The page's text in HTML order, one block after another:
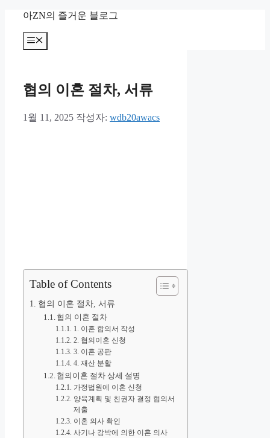
아ZN의 즐거운 블로그
메
뉴
협의 이혼 절차, 서류
1월 11, 2025 작성자: wdb20awacs
Table of Contents
협의 이혼 절차, 서류
협의 이혼 절차
1. 이혼 합의서 작성
2. 협의이혼 신청
3. 이혼 공판
4. 재산 분할
협의이혼 절차 상세 설명
가정법원에 이혼 신청
양육계획 및 친권자 결정 협의서
제출
이혼 의사 확인
사기나 강박에 의한 이혼 의사